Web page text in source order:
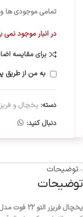
تمامی موجودی ها
در انبار موجود نمی
برای مقایسه
به من از طریق
دسته: یخچال و
دنبال کنید:
توضیحات
توضیحات
یخچال فریزر التو 22 فوت مدل NC702DN سفید